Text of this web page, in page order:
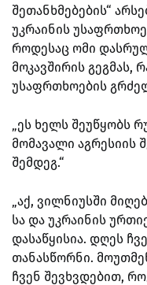
შეთანხმებების“
უკრაინის
როდესაც ომი
მოკავშირის გეგმას,
უსაფრთხოების
„ეს ხელს შეუწყობს
მომავალი აგრესიის
შემდეგ.“
„აქ, ვილნიუსში
სა და უკრაინის
დასაწყისია. დღეს
თანასწორნი.
ჩვენ შევხვდებით,